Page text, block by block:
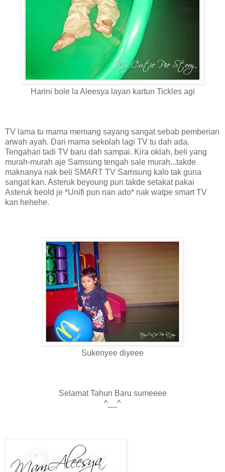
Harini bole la Aleesya layan kartun Tickles agi
TV lama tu mama memang sayang sangat sebab pemberian
arwah ayah. Dari mama sekolah lagi TV tu dah ada.
Tengahari tadi TV baru dah sampai. Kira oklah, beli yang
murah-murah aje Samsung tengah sale murah...takde
maknanya nak beli SMART TV Samsung kalo tak guna
sangat kan. Asteruk beyoung pun takde setakat pakai
Asteruk beold je *Unifi pun nan ado* nak watpe smart TV
kan hehehe.
Sukenyee diyeee
Selamat Tahun Baru sumeeee
^__^